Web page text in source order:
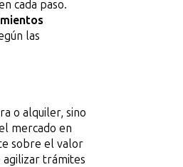
cada paso.
las
o alquiler, sino
mercado en
sobre el valor
agilizar trámites